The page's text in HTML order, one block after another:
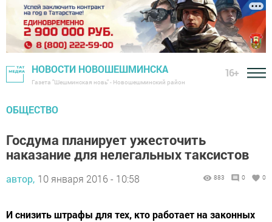
НОВОСТИ НОВОШЕШМИНСКА
Газета "Шешминская новь" - Новошешминский район
16+
ОБЩЕСТВО
Госдума планирует ужесточить
наказание для нелегальных таксистов
автор, 10 января 2016 - 10:58 883 0 0
И снизить штрафы для тех, кто работает на законных